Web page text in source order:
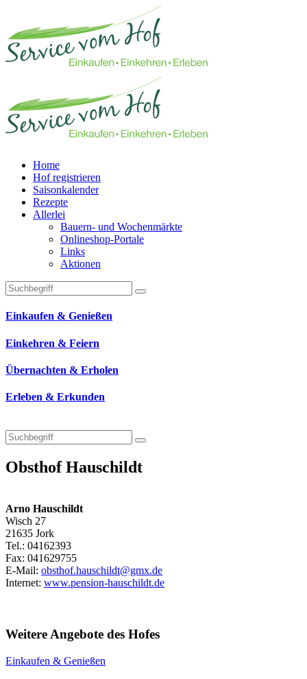
Home
Hof registrieren
Saisonkalender
Rezepte
Allerlei
Bauern- und Wochenmärkte
Onlineshop-Portale
Links
Aktionen
Technisches Feld: Suchfeld
Technisches Feld: Suchbutton
Suche absenden
Einkaufen & Genießen
Einkehren & Feiern
Übernachten & Erholen
Erleben & Erkunden
Obsthof Hauschildt
Arno Hauschildt
Wisch 27
21635 Jork
Tel.: 04162393
Fax: 041629755
E-Mail: obsthof.hauschildt@gmx.de
Internet: www.pension-hauschildt.de
Weitere Angebote des Hofes
Einkaufen & Genießen